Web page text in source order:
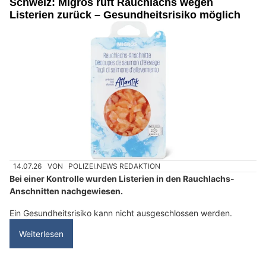
Listerien zurück – Gesundheitsrisiko möglich
14.07.26 VON POLIZEI.NEWS REDAKTION
Bei einer Kontrolle wurden Listerien in den Rauchlachs-
Anschnitten nachgewiesen.
Ein Gesundheitsrisiko kann nicht ausgeschlossen werden.
Weiterlesen